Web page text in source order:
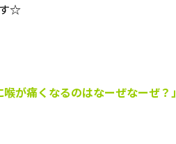
す☆
喉が痛くなるのはなーぜなーぜ？」